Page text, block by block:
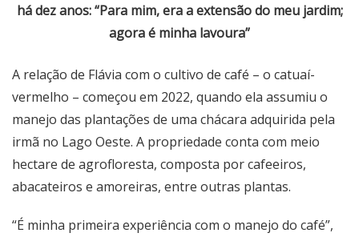
há dez anos: “Para mim, era a extensão do meu jardim;
agora é minha lavoura”
A relação de Flávia com o cultivo de café – o catuaí-
vermelho – começou em 2022, quando ela assumiu o
manejo das plantações de uma chácara adquirida pela
irmã no Lago Oeste. A propriedade conta com meio
hectare de agrofloresta, composta por cafeeiros,
abacateiros e amoreiras, entre outras plantas.
“É minha primeira experiência com o manejo do café”,